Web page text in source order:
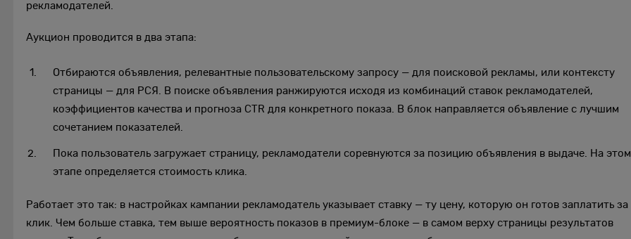
рекламодателей.
Аукцион проводится в два этапа:
Отбираются объявления, релевантные пользовательскому запросу — для поисковой рекламы, или контексту
страницы — для РСЯ. В поиске объявления ранжируются исходя из комбинаций ставок рекламодателей,
коэффициентов качества и прогноза CTR для конкретного показа. В блок направляется объявление с лучшим
сочетанием показателей.
Пока пользователь загружает страницу, рекламодатели соревнуются за позицию объявления в выдаче. На этом
этапе определяется стоимость клика.
Работает это так: в настройках кампании рекламодатель указывает ставку — ту цену, которую он готов заплатить за
клик. Чем больше ставка, тем выше вероятность показов в премиум-блоке — в самом верху страницы результатов